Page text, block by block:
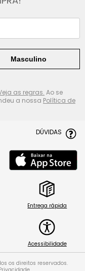
Masculino
as regras. Ao se
a nossa Política de
DÚVIDAS
Entrega rápida
Acessibilidade
os direitos reservados.